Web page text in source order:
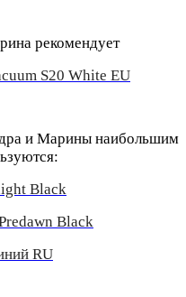
рекомендует
S20 White EU
и Марины наибольшим
Black
Black
RU